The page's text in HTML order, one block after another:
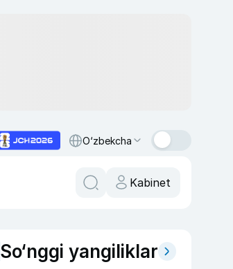
O‘zbekcha
Kabinet
So‘nggi yangiliklar